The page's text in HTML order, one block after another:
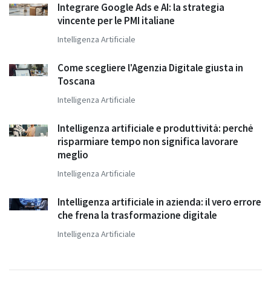
Integrare Google Ads e AI: la strategia
vincente per le PMI italiane
Intelligenza Artificiale
Come scegliere l'Agenzia Digitale giusta in
Toscana
Intelligenza Artificiale
Intelligenza artificiale e produttività: perché
risparmiare tempo non significa lavorare
meglio
Intelligenza Artificiale
Intelligenza artificiale in azienda: il vero errore
che frena la trasformazione digitale
Intelligenza Artificiale